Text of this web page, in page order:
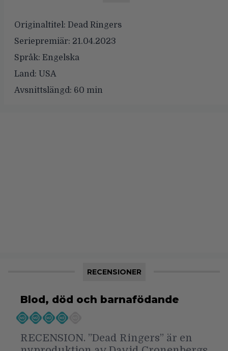
Originaltitel: Dead Ringers
Seriepremiär: 21.04.2023
Språk: Engelska
Land: USA
Avsnittslängd: 60 min
RECENSIONER
Blod, död och barnafödande
RECENSION. ”Dead Ringers” är en